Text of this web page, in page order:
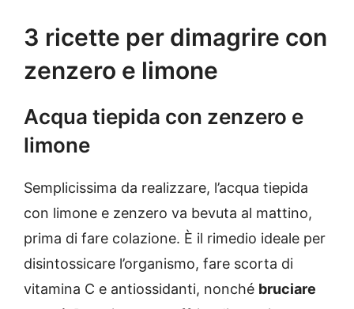
3 ricette per dimagrire con
zenzero e limone
Acqua tiepida con zenzero e
limone
Semplicissima da realizzare, l’acqua tiepida
con limone e zenzero va bevuta al mattino,
prima di fare colazione. È il rimedio ideale per
disintossicare l’organismo, fare scorta di
vitamina C e antiossidanti, nonché bruciare